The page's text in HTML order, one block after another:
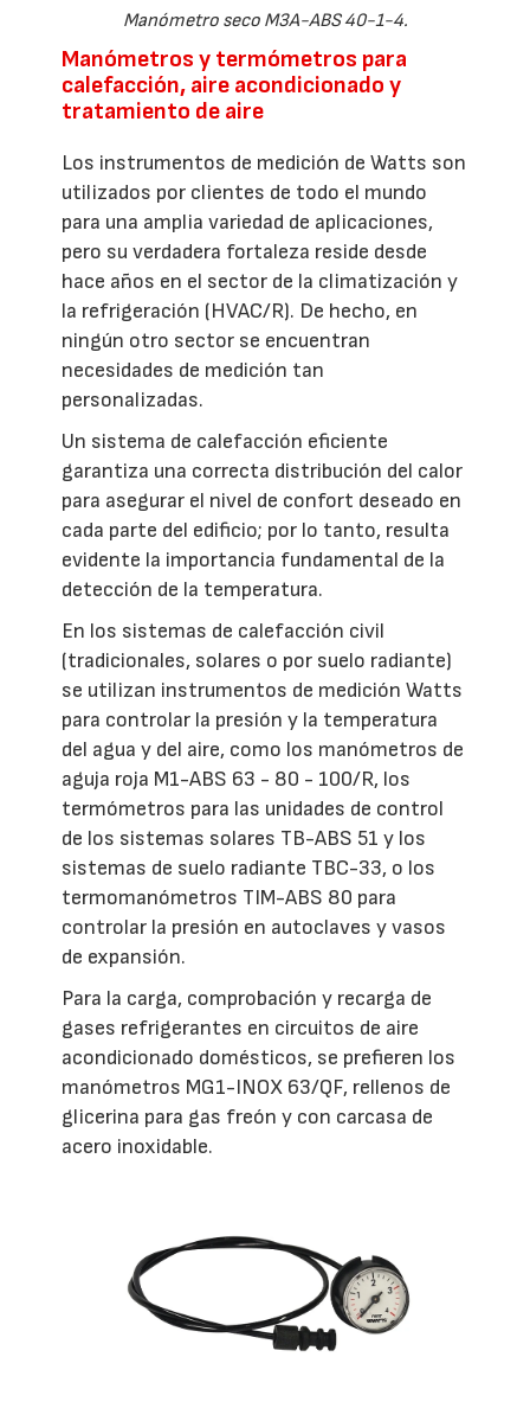
Manómetro seco M3A-ABS 40-1-4.
Manómetros y termómetros para
calefacción, aire acondicionado y
tratamiento de aire
Los instrumentos de medición de Watts son
utilizados por clientes de todo el mundo
para una amplia variedad de aplicaciones,
pero su verdadera fortaleza reside desde
hace años en el sector de la climatización y
la refrigeración (HVAC/R). De hecho, en
ningún otro sector se encuentran
necesidades de medición tan
personalizadas.
Un sistema de calefacción eficiente
garantiza una correcta distribución del calor
para asegurar el nivel de confort deseado en
cada parte del edificio; por lo tanto, resulta
evidente la importancia fundamental de la
detección de la temperatura.
En los sistemas de calefacción civil
(tradicionales, solares o por suelo radiante)
se utilizan instrumentos de medición Watts
para controlar la presión y la temperatura
del agua y del aire, como los manómetros de
aguja roja M1-ABS 63 - 80 - 100/R, los
termómetros para las unidades de control
de los sistemas solares TB-ABS 51 y los
sistemas de suelo radiante TBC-33, o los
termomanómetros TIM-ABS 80 para
controlar la presión en autoclaves y vasos
de expansión.
Para la carga, comprobación y recarga de
gases refrigerantes en circuitos de aire
acondicionado domésticos, se prefieren los
manómetros MG1-INOX 63/QF, rellenos de
glicerina para gas freón y con carcasa de
acero inoxidable.